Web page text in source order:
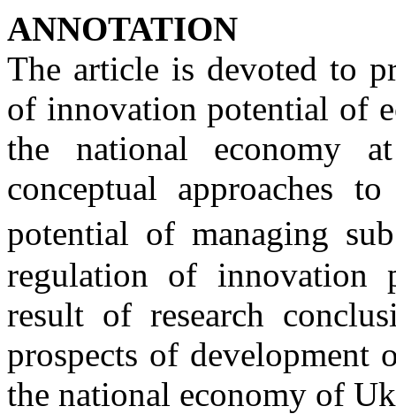
ANNOTATION
The article is devoted to
of innovation potential of
the national economy
conceptual approaches
potential of managing
regulation of innovation
result of research
prospects of development
the national economy of